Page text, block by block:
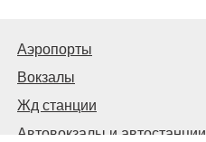
Аэропорты
Вокзалы
Жд станции
Автовокзалы и автостанции